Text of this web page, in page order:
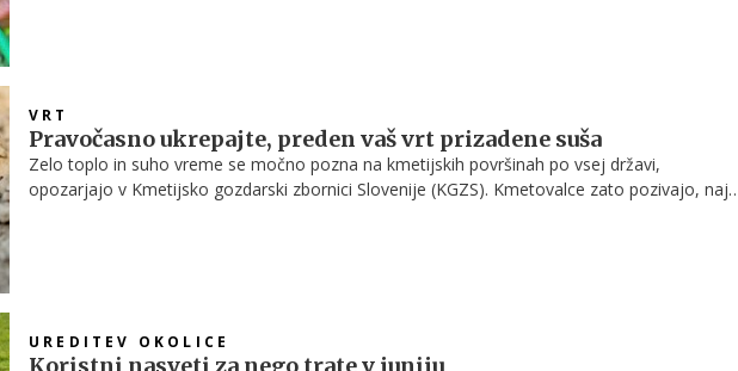
VRT
Pravočasno ukrepajte, preden vaš vrt prizadene suša
Zelo toplo in suho vreme se močno pozna na kmetijskih površinah po vsej državi,
opozarjajo v Kmetijsko gozdarski zbornici Slovenije (KGZS). Kmetovalce zato pozivajo, naj
UREDITEV OKOLICE